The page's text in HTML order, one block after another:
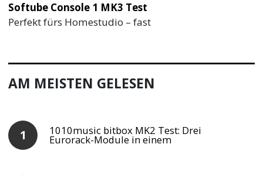
Softube Console 1 MK3 Test
Perfekt fürs Homestudio – fast
AM MEISTEN GELESEN
1010music bitbox MK2 Test: Drei
Eurorack-Module in einem